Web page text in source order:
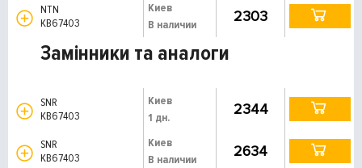
NTN
KB67403
Киев
В наличии
2303
Замінники та аналоги
SNR
KB67403
Киев
1 дн.
2344
SNR
KB67403
Киев
В наличии
2634